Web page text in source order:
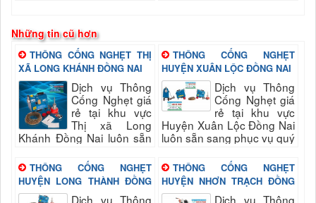
chất lượng hài long quý...
Những tin cũ hơn
THÔNG CỐNG NGHẸT THỊ
XÃ LONG KHÁNH ĐỒNG NAI
Dịch vụ Thông
Cống Nghẹt giá
rẻ tại khu vực
Thị xã Long
Khánh Đồng Nai luôn sẵn
nhanh và đảm bảo uy tín,
chất lượng hài long...
THÔNG CỐNG NGHẸT
HUYỆN XUÂN LỘC ĐỒNG NAI
Dịch vụ Thông
Cống Nghẹt giá
rẻ tại khu vực
Huyện Xuân Lộc Đồng Nai
luôn sẵn sang phục vụ quý
uy tín, chất lượng hài long
quý...
THÔNG CỐNG NGHẸT
HUYỆN LONG THÀNH ĐỒNG
NAI
Dịch vụ Thông
THÔNG CỐNG NGHẸT
HUYỆN NHƠN TRẠCH ĐỒNG
NAI
Dịch vụ Thông